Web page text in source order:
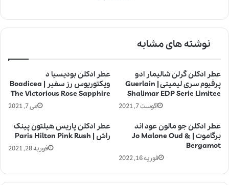
نوشته های مشابه
عطر ادکلن بودیسیا د
ویکتوریوس رز سفیر | Boadicea
The Victorious Rose Sapphire
می 7, 2021
عطر ادکلن گرلن شالیمار ادو
پرفیوم سری لیمیتی | Guerlain
Shalimar EDP Serie Limitee
آگوست 7, 2021
عطر ادکلن پاریس هیلتون پینک
راش | Paris Hilton Pink Rush
فوریه 28, 2021
عطر ادکلن جو مالون عود اند
برگاموت | Jo Malone Oud &
Bergamot
فوریه 16, 2022